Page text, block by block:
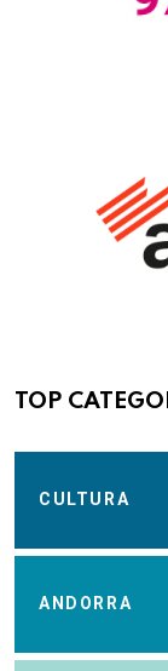
TOP
CULTURA
ANDORRA